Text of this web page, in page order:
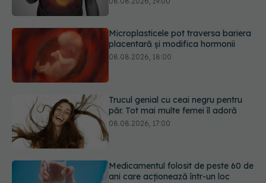
placentară și modifica hormonii
08.08.2026, 18:00
păr. Tot mai multe femei îl adoră
08.08.2026, 17:00
ani care acționează într-un loc
neașteptat